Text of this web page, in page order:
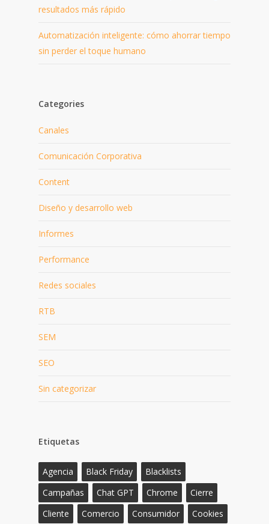
resultados más rápido
Automatización inteligente: cómo ahorrar tiempo
sin perder el toque humano
Categories
Canales
Comunicación Corporativa
Content
Diseño y desarrollo web
Informes
Performance
Redes sociales
RTB
SEM
SEO
Sin categorizar
Etiquetas
Agencia Black Friday
Blacklists
Campañas
Chat GPT Chrome
Cierre
Cliente
Comercio Consumidor
Cookies